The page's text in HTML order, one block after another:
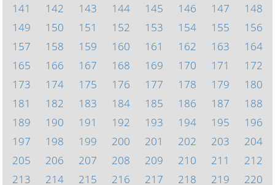
141
142 143 144 145 146 147
148
149
150 151 152 153 154 155
156
157
158 159 160 161 162 163
164
165
166 167 168 169 170 171
172
173
174 175 176 177 178 179
180
181
182 183 184 185 186 187
188
189
190 191 192 193 194 195
196
197
198 199 200 201 202 203
204
205
206 207 208 209 210 211
212
213
214 215 216 217 218 219
220